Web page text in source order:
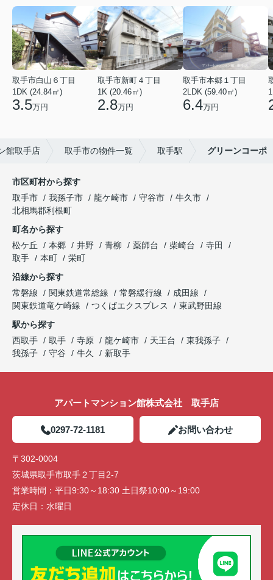
取手市白山６丁目
1DK (24.84㎡)
3.5万円
取手市新町４丁目
1K (20.46㎡)
2.8万円
取手市本郷１丁目
2LDK (59.40㎡)
6.4万円
館取手店 取手市の物件一覧 取手駅 グリーンコーポ
市区町村から探す
取手市
我孫子市 龍ケ崎市 守谷市
牛久市
北相馬郡利根町
町名から探す
松ケ丘
本郷 井野 青柳 薬師台 柴崎台
寺田
取手
本町
栄町
沿線から探す
常磐線
関東鉄道常総線 常磐緩行線
成田線
関東鉄道竜ケ崎線
つくばエクスプレス
東武野田線
駅から探す
西取手
取手 寺原 龍ケ崎市 天王台
東我孫子
我孫子
守谷 牛久 新取手
アパートマンション館株式会社 取手店
0297-72-1181 お問い合わせ
〒302-0004
茨城県取手市取手２丁目2-7
営業時間： 平日9:30～18:30 土日祭10:00～19:00
定休日： 水曜日